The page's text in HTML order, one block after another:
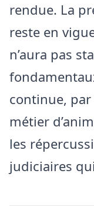
rendue. La
reste en
n’aura pas
continue, par
métier
les
judiciaires